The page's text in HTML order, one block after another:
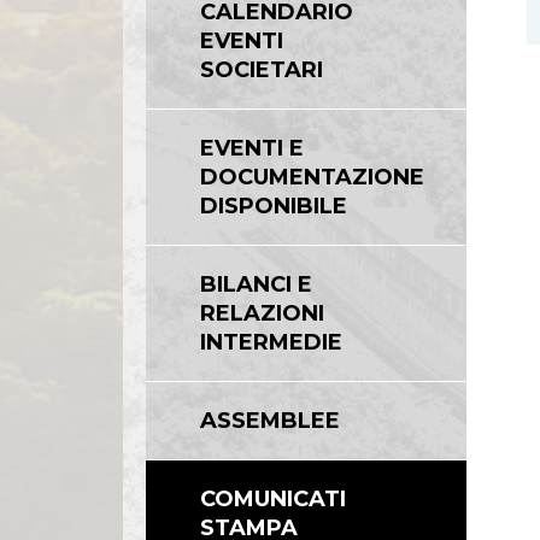
Linee Guida del Gruppo ASPI
CALENDARIO
EVENTI
SOCIETARI
EVENTI E
DOCUMENTAZIONE
DISPONIBILE
BILANCI E
RELAZIONI
INTERMEDIE
ASSEMBLEE
COMUNICATI
STAMPA